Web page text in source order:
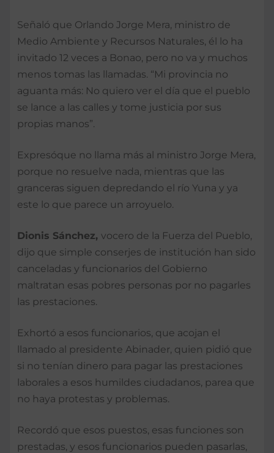
Señaló que Orlando Jorge Mera, ministro de
Medio Ambiente y Recursos Naturales, él lo ha
invitado 12 veces a Bonao, pero no va y muchos
menos tomas las llamadas. “Mi provincia no
aguanta más: No quiero ver el día que el pueblo
se lance a las calles y tome justicia por sus
propias manos”.
Expresóque no llama más al ministro Jorge Mera,
porque no resuelve nada, mientras que las
granceras siguen depredando el río Yuna y ya
este lo que parece un arroyuelo.
Dionis Sánchez, vocero de la Fuerza del Pueblo,
dijo que simple conserjes de institución han sido
canceladas y funcionarios del Gobierno
maltratan esas pobres personas por no pagarles
las prestaciones.
Exhortó a esos funcionarios, que acojan el
llamado al presidente Abinader, quien pidió que
si no tenían dinero para pagar las prestaciones
laborales a esos humildes ciudadanos, parea que
no haya protestas y problemas.
Recordó que esos puestos, esas funciones son
prestadas, y esos funcionarios pueden pasarlas,